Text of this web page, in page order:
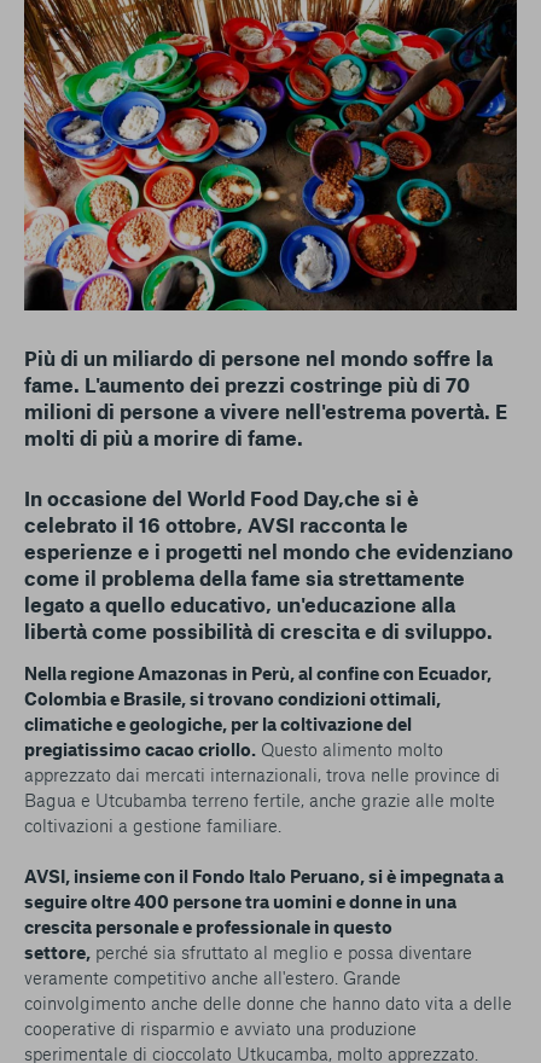
conto del fatto che il blocco di alcuni cookie può
condizionare l’esperienza sulla Piattaforma e il suo
funzionamento. Premendo “Conferma le mie scelte”, la
selezione relativa ai cookie effettuata verrà salvata. Se non è
stata selezionata alcuna opzione, premere questo pulsante
equivarrà a rifiutare tutti i cookie. Per ulteriori informazioni, è
possibile consultare la nostraUlteriori informazioni
Cookie strettamente necessari
Cookie di analisi
Più di un miliardo di persone nel mondo soffre la
fame. L'aumento dei prezzi costringe più di 70
milioni di persone a vivere nell'estrema povertà. E
molti di più a morire di fame.
In occasione del World Food Day,che si è
celebrato il 16 ottobre, AVSI racconta le
esperienze e i progetti nel mondo che evidenziano
come il problema della fame sia strettamente
legato a quello educativo, un'educazione alla
libertà come possibilità di crescita e di sviluppo.
Nella regione Amazonas in Perù, al confine con Ecuador,
Colombia e Brasile, si trovano condizioni ottimali,
climatiche e geologiche, per la coltivazione del
pregiatissimo cacao criollo. Questo alimento molto
apprezzato dai mercati internazionali, trova nelle province di
Bagua e Utcubamba terreno fertile, anche grazie alle molte
coltivazioni a gestione familiare.
AVSI, insieme con il Fondo Italo Peruano, si è impegnata a
seguire oltre 400 persone tra uomini e donne in una
crescita personale e professionale in questo
settore, perché sia sfruttato al meglio e possa diventare
veramente competitivo anche all'estero. Grande
coinvolgimento anche delle donne che hanno dato vita a delle
cooperative di risparmio e avviato una produzione
sperimentale di cioccolato Utkucamba, molto apprezzato.